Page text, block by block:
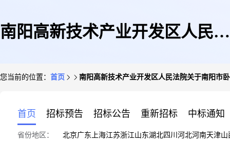
南阳高新技术产业开发区人民法
您当前的位置： 首页 南阳高新技术产业开发区人民法院关于南阳市
首页 招标预告 招标公告 重新招标 中标通知
省份地区： 北京广东 上海江苏浙江山东湖北四川 河北河南天津山